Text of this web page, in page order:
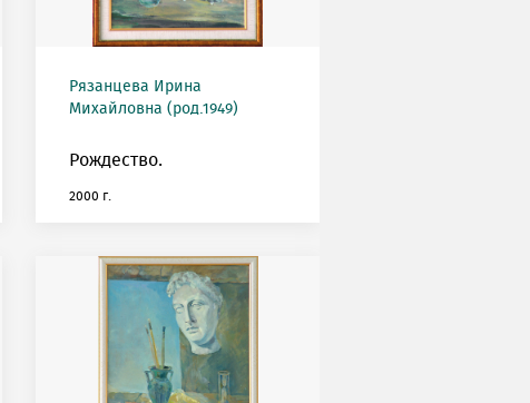
Рязанцева Ирина
Михайловна (род.1949)
Рождество.
2000 г.